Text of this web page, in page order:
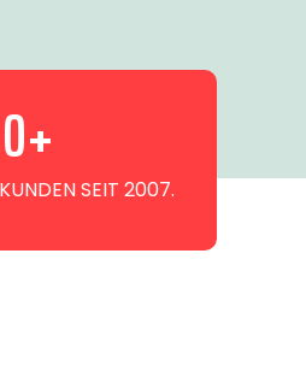
SEIT 2007.
0+